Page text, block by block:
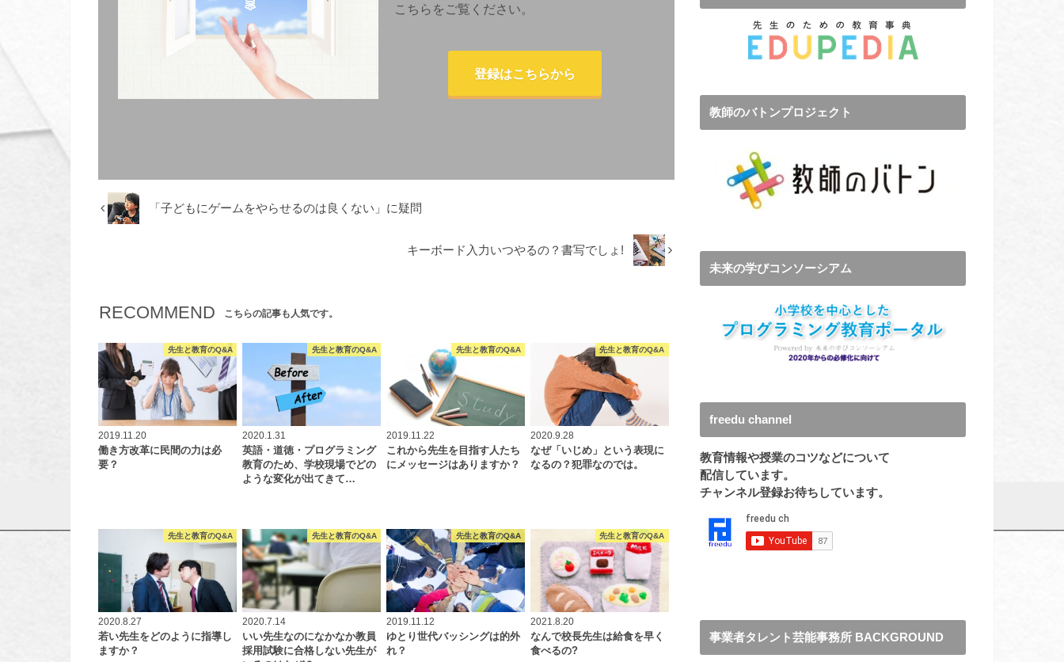
こちらをご覧ください。
登録はこちらから
「子どもにゲームをやらせるのは良くない」に疑問
キーボード入力いつやるの？書写でしょ!
RECOMMEND こちらの記事も人気です。
先生と教育のQ&A
2019.11.20
働き方改革に民間の力は必
要？
先生と教育のQ&A
2020.1.31
英語・道徳・プログラミング
教育のため、学校現場でどの
ような変化が出てきて…
先生と教育のQ&A
2019.11.22
これから先生を目指す人たち
にメッセージはありますか？
先生と教育のQ&A
2020.9.28
なぜ「いじめ」という表現に
なるの？犯罪なのでは。
先生と教育のQ&A
2020.8.27
若い先生をどのように指導し
ますか？
先生と教育のQ&A
2020.7.14
いい先生なのになかなか教員
採用試験に合格しない先生が
先生と教育のQ&A
2019.11.12
ゆとり世代バッシングは的外
れ？
先生と教育のQ&A
2021.8.20
なんで校長先生は給食を早く
食べるの?
教師のバトンプロジェクト
未来の学びコンソーシアム
freedu channel
教育情報や授業のコツなどについて
配信しています。
チャンネル登録お待ちしています。
事業者タレント芸能事務所 BACKGROUND